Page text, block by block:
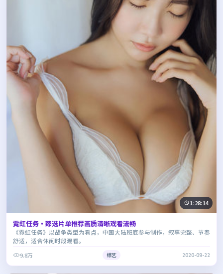
1:28:14
霓虹任务·臻选片单推荐画质清晰观看流畅
《霓虹任务》以战争类型为看点，中国大陆班底参与制作，叙事完整、节奏
舒适，适合休闲时段观看。
9.8万
综艺 2020-09-22